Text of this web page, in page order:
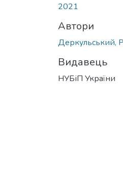
2021
Автори
Деркульський,
Видавець
НУБіП України